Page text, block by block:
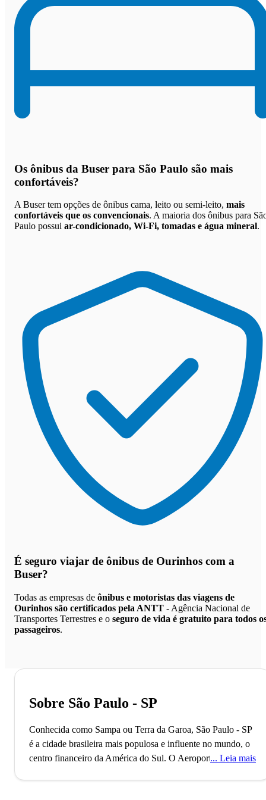
Os ônibus da Buser para São Paulo são mais
confortáveis?
A Buser tem opções de ônibus cama, leito ou semi-leito, mais
confortáveis que os convencionais. A maioria dos ônibus para
Paulo possui ar-condicionado, Wi-Fi, tomadas e água mineral.
É seguro viajar de ônibus de Ourinhos com a
Buser?
Todas as empresas de ônibus e motoristas das viagens de
Ourinhos são certificados pela ANTT - Agência Nacional de
Transportes Terrestres e o seguro de vida é gratuito para todos
passageiros.
Sobre São Paulo - SP
Conhecida como Sampa ou Terra da Garoa, São Paulo - SP
é a cidade brasileira mais populosa e influente no mundo, o
centro financeiro da América do Sul. O Aeroporto deLeia mais